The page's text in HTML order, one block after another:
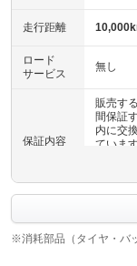
走行距離
ロード
サービス
無し
保証内容
販売す
間保証
内に交
ています
※消耗部品（タイヤ・バ